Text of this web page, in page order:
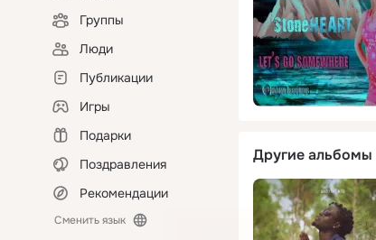
Группы
Люди
Публикации
Игры
Подарки
Поздравления
Рекомендации
Сменить язык
Другие альбомы